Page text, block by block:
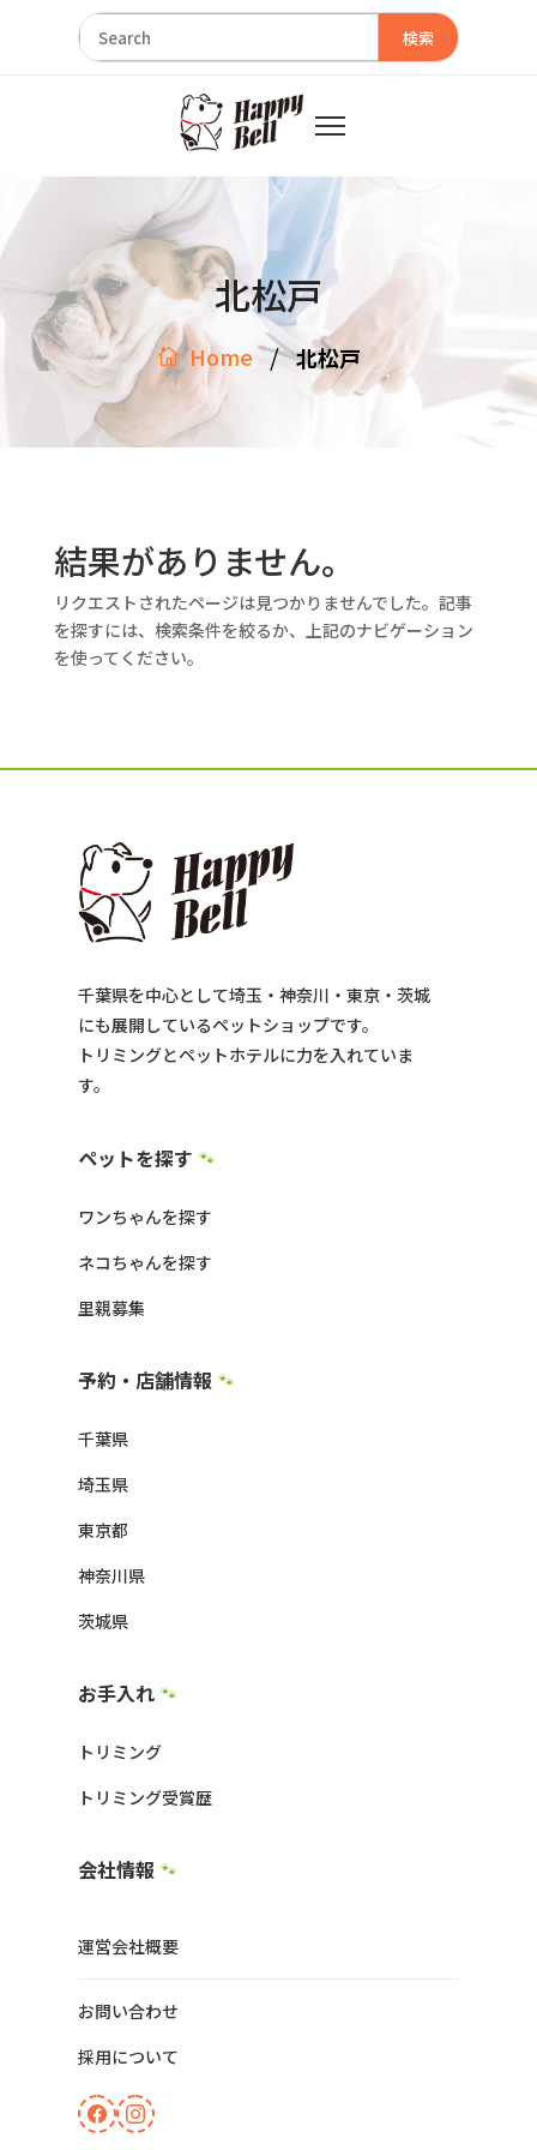
検索
北松戸
Home / 北松戸
結果がありません。
リクエストされたページは見つかりませんでした。記事
を探すには、検索条件を絞るか、上記のナビゲーション
を使ってください。
千葉県を中心として埼玉・神奈川・東京・茨城
にも展開しているペットショップです。
トリミングとペットホテルに力を入れていま
す。
ペットを探す 🐾
ワンちゃんを探す
ネコちゃんを探す
里親募集
予約・店舗情報 🐾
千葉県
埼玉県
東京都
神奈川県
茨城県
お手入れ 🐾
トリミング
トリミング受賞歴
会社情報 🐾
運営会社概要
お問い合わせ
採用について